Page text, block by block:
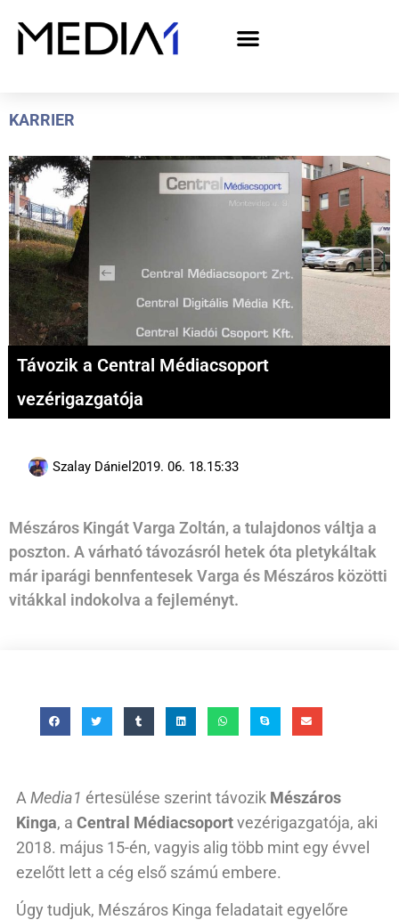
KARRIER
Távozik a Central Médiacsoport
vezérigazgatója
Szalay Dániel 2019. 06. 18.15:33
Mészáros Kingát Varga Zoltán, a tulajdonos váltja a
poszton. A várható távozásról hetek óta pletykáltak
már iparági bennfentesek Varga és Mészáros közötti
vitákkal indokolva a fejleményt.
A Media1 értesülése szerint távozik Mészáros
Kinga, a Central Médiacsoportvezérigazgatója, aki
2018. május 15-én, vagyis alig több mint egy évvel
ezelőtt lett a cég első számú embere.
Úgy tudjuk, Mészáros Kinga feladatait egyelőre